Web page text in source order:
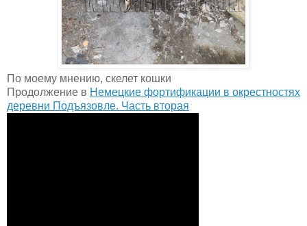
По моему мнению, скелет кошки
Продолжение в Немецкие фортификации в окрестностях
деревни Подъязовле. Часть вторая